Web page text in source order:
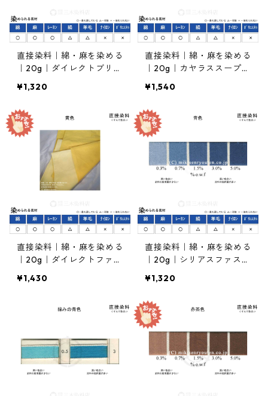
直接染料｜綿・麻を染める
｜20g｜ダイレクトブリリ
ピンク系）
¥1,320
直接染料｜綿・麻を染める
｜20g｜カヤラススープラ
¥1,540
直接染料｜綿・麻を染める
｜20g｜ダイレクトファス
¥1,430
直接染料｜綿・麻を染める
｜20g｜シリアスファスト
¥1,320